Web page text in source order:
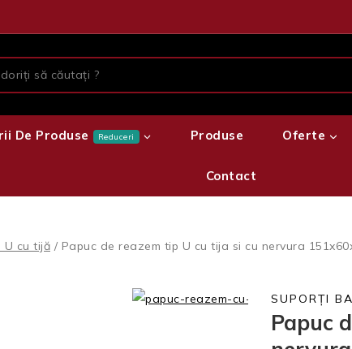
De Produse Reduceri Produse Oferte
Contact
U cu tijă / Papuc de reazem tip U cu tija si cu nervura
SUPORȚI
Papuc